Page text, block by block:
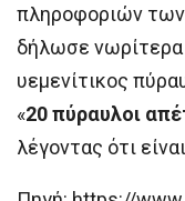
πληροφοριών των
δήλωσε
υεμενίτικος
«20 πύραυλοι
λέγοντας ότι